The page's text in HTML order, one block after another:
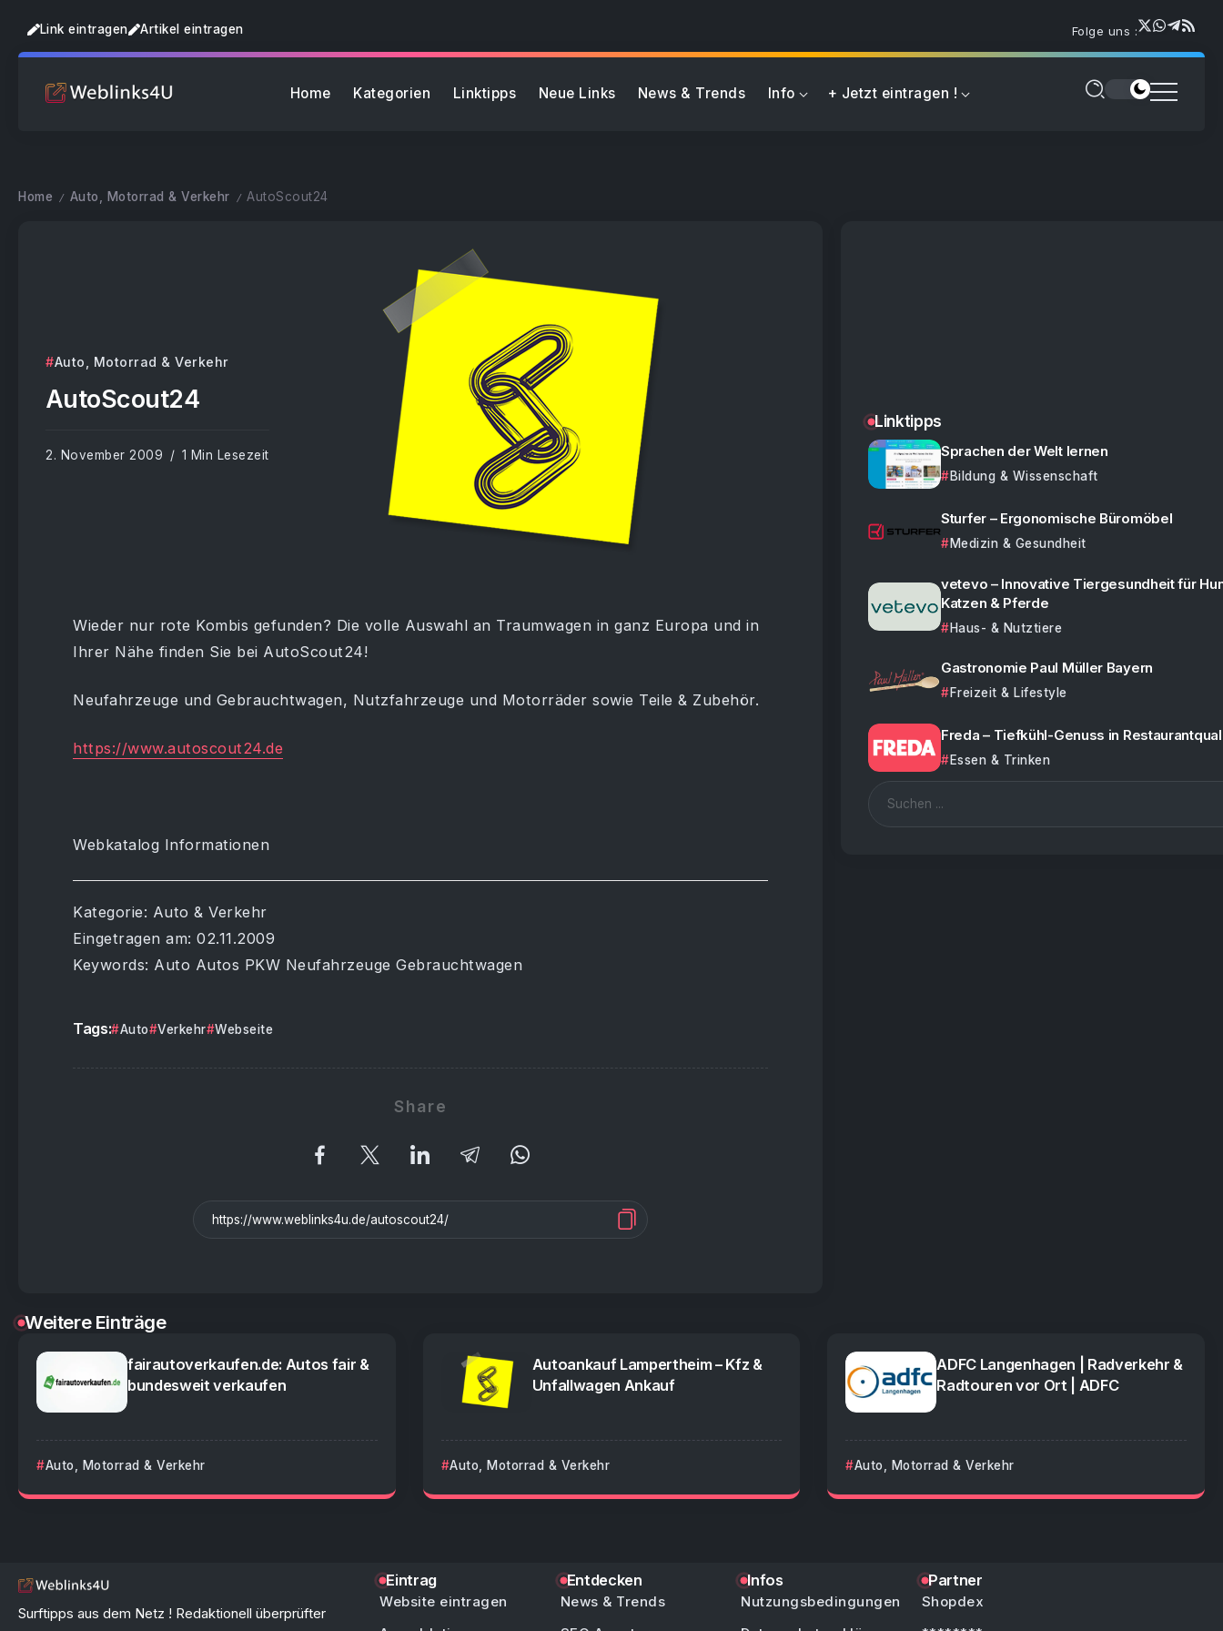
Link eintragen Artikel eintragen Folge uns :
Home Kategorien Linktipps Neue Links News & Trends Info + Jetzt eintragen !
Home / Auto, Motorrad & Verkehr / AutoScout24
Auto, Motorrad & Verkehr
AutoScout24
2. November 2009 1 Min Lesezeit
Wieder nur rote Kombis gefunden? Die volle Auswahl an Traumwagen in ganz Europa und in
Ihrer Nähe finden Sie bei AutoScout24!
Neufahrzeuge und Gebrauchtwagen, Nutzfahrzeuge und Motorräder sowie Teile & Zubehör.
https://www.autoscout24.de
Webkatalog Informationen
Kategorie: Auto & Verkehr
Eingetragen am: 02.11.2009
Keywords: Auto Autos PKW Neufahrzeuge Gebrauchtwagen
Tags: Auto Verkehr Webseite
Share
Linktipps
Sprachen der Welt lernen
Bildung & Wissenschaft
Sturfer – Ergonomische Büromöbel
Medizin & Gesundheit
vetevo – Innovative Tiergesundheit für
Katzen & Pferde
Haus- & Nutztiere
Gastronomie Paul Müller Bayern
Freizeit & Lifestyle
Freda – Tiefkühl-Genuss in
Essen & Trinken
Weitere Einträge
fairautoverkaufen.de: Autos fair &
bundesweit verkaufen
Auto, Motorrad & Verkehr
Autoankauf Lampertheim – Kfz &
Unfallwagen Ankauf
Auto, Motorrad & Verkehr
ADFC Langenhagen | Radverkehr &
Radtouren vor Ort | ADFC
Auto, Motorrad & Verkehr
Surftipps aus dem Netz ! Redaktionell überprüfter
Eintrag
Website eintragen
Entdecken
News & Trends
Infos
Nutzungsbedingungen
Partner
Shopdex